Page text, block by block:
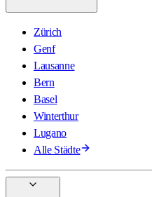
Zürich
Genf
Lausanne
Bern
Basel
Winterthur
Lugano
Alle Städte